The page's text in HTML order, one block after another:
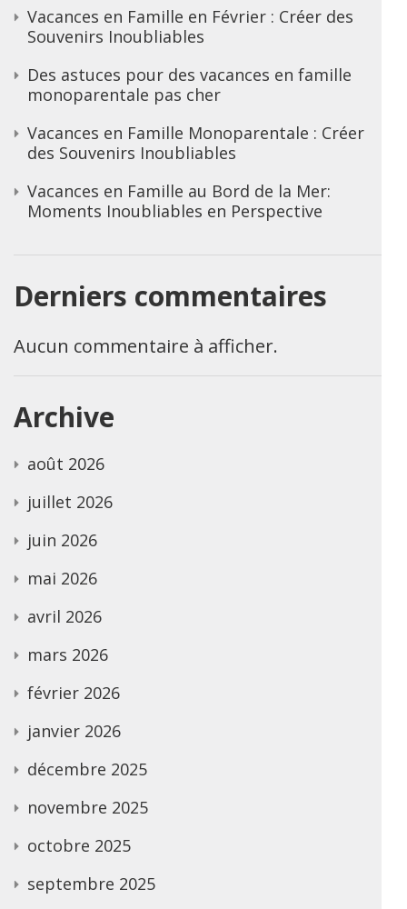
Vacances en Famille en Février : Créer des
Souvenirs Inoubliables
Des astuces pour des vacances en famille
monoparentale pas cher
Vacances en Famille Monoparentale : Créer
des Souvenirs Inoubliables
Vacances en Famille au Bord de la Mer:
Moments Inoubliables en Perspective
Derniers commentaires
Aucun commentaire à afficher.
Archive
août 2026
juillet 2026
juin 2026
mai 2026
avril 2026
mars 2026
février 2026
janvier 2026
décembre 2025
novembre 2025
octobre 2025
septembre 2025